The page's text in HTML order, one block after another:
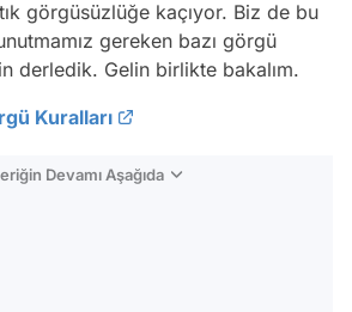
görgüsüzlüğe kaçıyor. Biz de bu
gereken bazı görgü
derledik. Gelin birlikte bakalım.
Kuralları
Devamı Aşağıda